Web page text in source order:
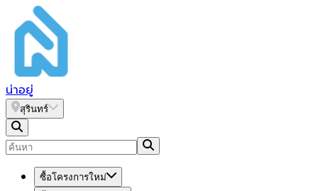
น่าอยู่
สุรินทร์
ซื้อโครงการใหม่